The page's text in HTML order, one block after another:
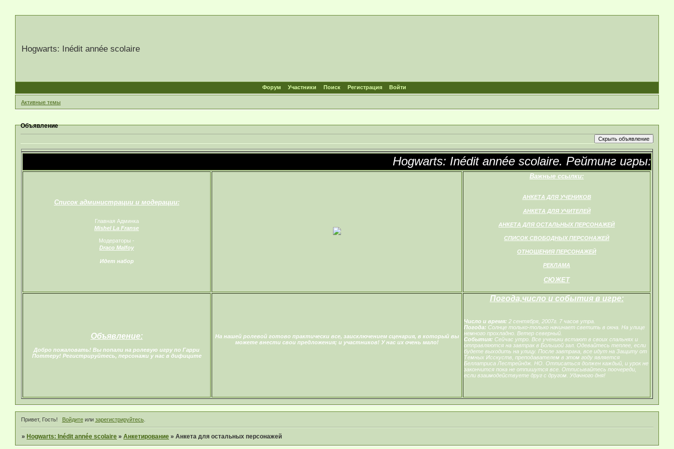
Hogwarts: Inédit année scolaire
Форум Участники Поиск Регистрация Войти
Активные темы
Объявление
Hogwarts: Inédit année scolaire. Рейтинг игры: NC-
Список администрации и модерации:
Главная Админка
Mishel La Franse
Модераторы -
Draco Malfoy
Идет набор
Важные ссылки:
АНКЕТА ДЛЯ УЧЕНИКОВ
АНКЕТА ДЛЯ УЧИТЕЛЕЙ
АНКЕТА ДЛЯ ОСТАЛЬНЫХ ПЕРСОНАЖЕЙ
СПИСОК СВОБОДНЫХ ПЕРСОНАЖЕЙ
ОТНОШЕНИЯ ПЕРСОНАЖЕЙ
РЕКЛАМА
СЮЖЕТ
Объявление:
Добро пожаловать! Вы попали на ролевую игру по Гарри
Поттеру! Регистрируйтесь, персонажи у нас в дифиците
На нашей ролевой готово практически все, заисключением сценария, в который вы
можете внести свои предложения; и участников! У нас их очень мало!
Погода,число и события в игре:
Число и время: 2 сентября, 2007г. 7 часов утра.
Погода: Солнце только-только начинает светить в окна. На улице
немного прохладно. Ветер северный.
События: Сейчас утро. Все ученики встают в своих спальнях и
отправляются на завтрак в Большой зал. Одевайтесь теплее, если
будете выходить на улицу. После завтрака, все идут на Защиту от
Темных Исскуств, преподавателем в этом году является
Беллатриса Лестрейндж. НО. Отписаться должен каждый, и урок не
закончится пока не отпишутся все. Отписывайтесь поочереди,
если взаимодействуете друг с другом. Удачного дня!
Привет, Гость! Войдитеили зарегистрируйтесь.
»Hogwarts: Inédit année scolaire »Анкетирование »Анкета для остальных персонажей